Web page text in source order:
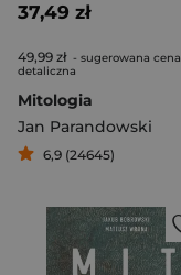
37,49 zł
49,99 zł - sugerowana cena
detaliczna
Mitologia
Jan Parandowski
6,9 (24645)